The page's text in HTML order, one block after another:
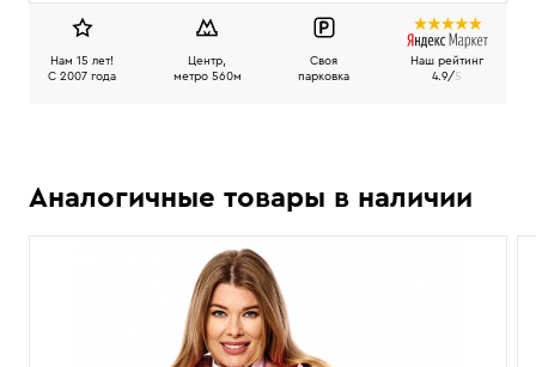
Нам 15 лет!
C 2007 года
Центр,
метро 560м
Своя
парковка
Наш рейтинг
4.9/5
Аналогичные товары в наличии